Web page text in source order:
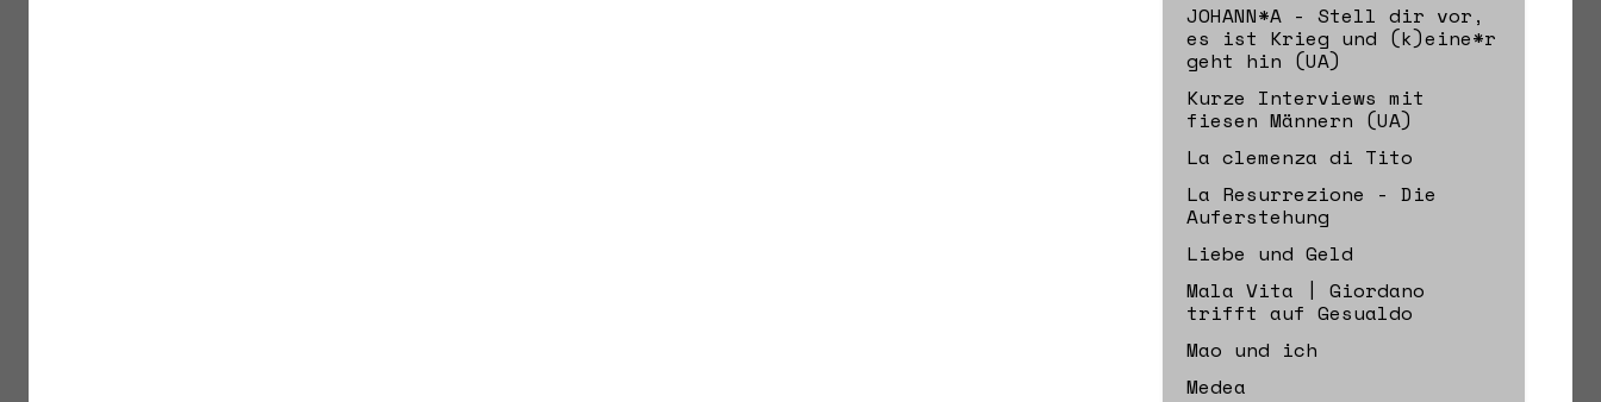
JOHANN*A - Stell dir vor,
es ist Krieg und (k)eine*r
geht hin (UA)
Kurze Interviews mit
fiesen Männern (UA)
La clemenza di Tito
La Resurrezione - Die
Auferstehung
Liebe und Geld
Mala Vita | Giordano
trifft auf Gesualdo
Mao und ich
Medea